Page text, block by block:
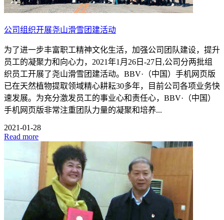
公司组织开展尧山滑雪团建活动
为了进一步丰富职工精神文化生活，加强公司团队建设，提升
员工的凝聚力和向心力，2021年1月26日-27日,公司分两批组
织员工开展了尧山滑雪团建活动。BBV·（中国）手机网页版
已在天然植物提取领域精心耕耘30多年，目前公司各项业务快
速发展。为充分激发员工的事业心和责任心，BBV·（中国）
手机网页版非常注重团队力量的凝聚和培养...
2021-01-28
Read more